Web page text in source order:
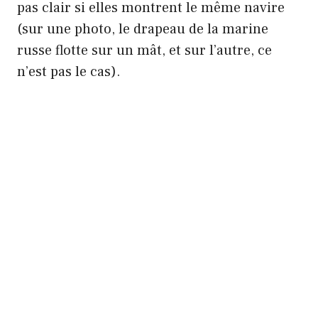
pas clair si elles montrent le même navire
(sur une photo, le drapeau de la marine
russe flotte sur un mât, et sur l’autre, ce
n’est pas le cas).